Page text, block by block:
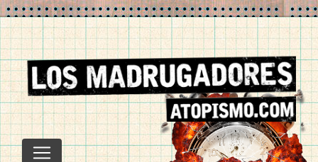
Saltar
al
contenido